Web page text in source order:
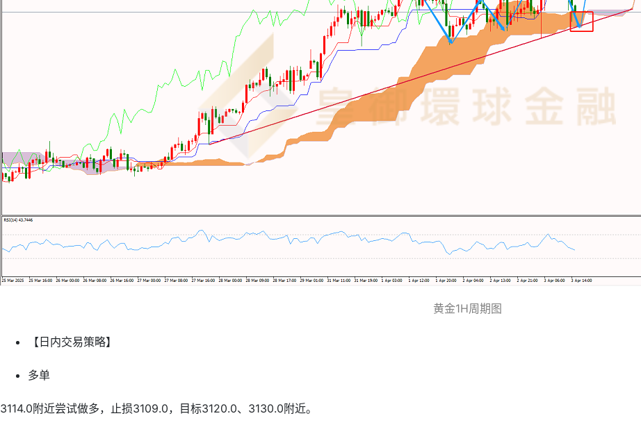
黄金1H周期图
【日内交易策略】
多单
3114.0附近尝试做多，止损3109.0，目标3120.0、3130.0附近。